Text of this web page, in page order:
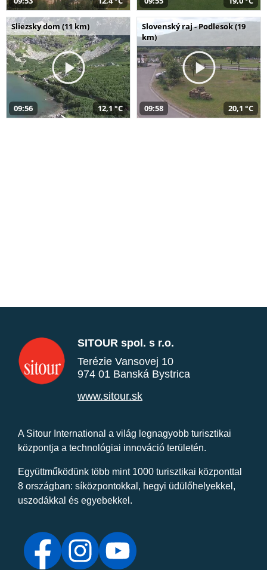
Sliezsky dom (11 km)
09:56 12,1 °C
Slovenský raj - Podlesok (19
km)
09:58 20,1 °C
SITOUR spol. s r.o.
Terézie Vansovej 10
974 01 Banská Bystrica
www.sitour.sk
A Sitour International a világ legnagyobb turisztikai
központja a technológiai innováció területén.
Együttműködünk több mint 1000 turisztikai központtal
8 országban: síközpontokkal, hegyi üdülőhelyekkel,
uszodákkal és egyebekkel.